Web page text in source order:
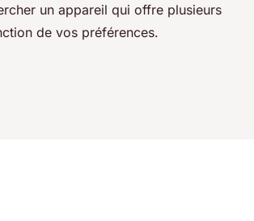
un appareil qui offre plusieurs
de vos préférences.